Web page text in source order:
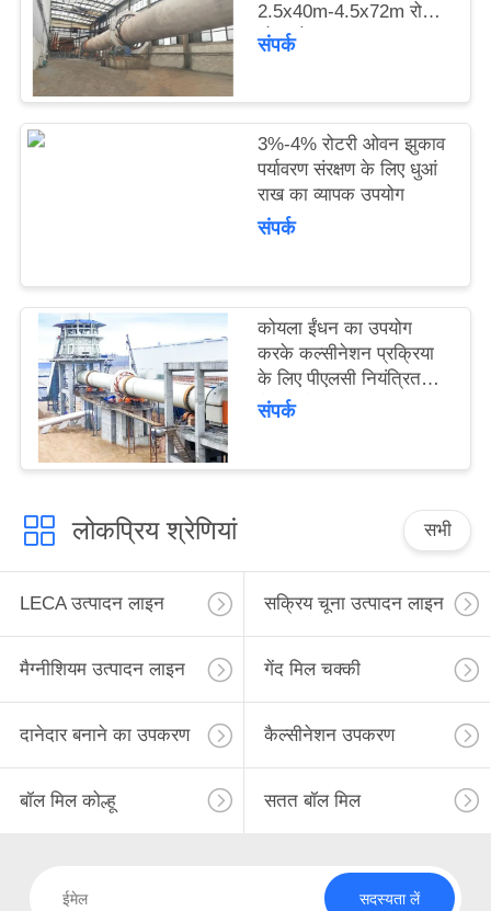
अनुरोध
करें
साइटमैप
2.5x40m-4.5x72m रोटरी
ओवन के साथ
संपर्क
3%-4% रोटरी ओवन झुकाव
पर्यावरण संरक्षण के लिए धुआं
राख का व्यापक उपयोग
संपर्क
कोयला ईंधन का उपयोग
करके कल्सीनेशन प्रक्रिया
के लिए पीएलसी नियंत्रित
रोटरी ओवन
संपर्क
लोकप्रिय श्रेणियां सभी
LECA उत्पादन लाइन सक्रिय चूना उत्पादन लाइन
मैग्नीशियम उत्पादन लाइन गेंद मिल चक्की
दानेदार बनाने का उपकरण कैल्सीनेशन उपकरण
बॉल मिल कोल्हू सतत बॉल मिल
सदस्यता लें